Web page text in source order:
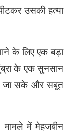
उसकी हत्या
के लिए एक बड़ा
के एक सुनसान
जा सके और सबूत
में मेहजबीन